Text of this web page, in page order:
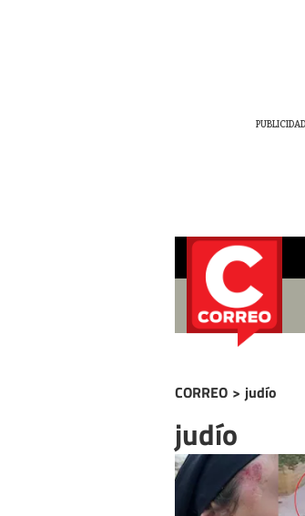
CORREO > judío
judío